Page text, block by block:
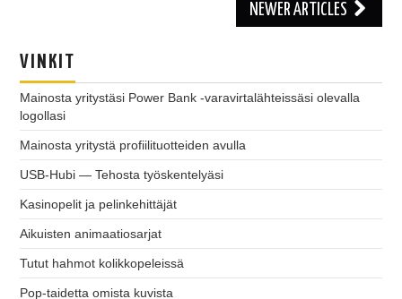
NEWER ARTICLES
VINKIT
Mainosta yritystäsi Power Bank -varavirtalähteissäsi olevalla
logollasi
Mainosta yritystä profiilituotteiden avulla
USB-Hubi — Tehosta työskentelyäsi
Kasinopelit ja pelinkehittäjät
Aikuisten animaatiosarjat
Tutut hahmot kolikkopeleissä
Pop-taidetta omista kuvista